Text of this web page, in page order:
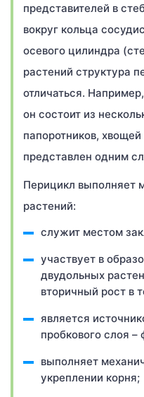
представителей в
вокруг кольца
осевого цилиндра
растений структура
отличаться.
он состоит из
папоротников,
представлен одним
Перицикл выполняет
растений:
служит местом
участвует в
двудольных
вторичный рост в
является
пробкового слоя –
выполняет
укреплении корня;